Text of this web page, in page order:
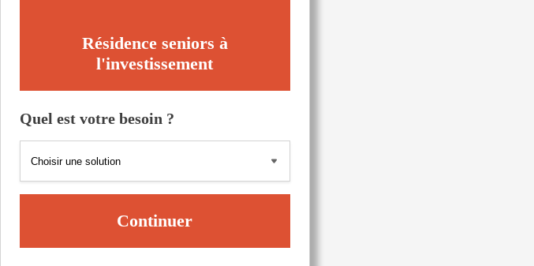
Résidence seniors à
l'investissement
Quel est votre besoin ?
Continuer